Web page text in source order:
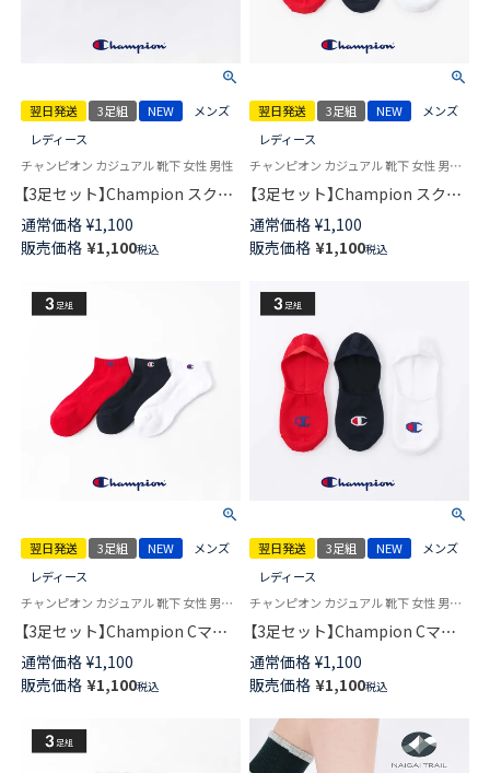
翌日発送 3足組 NEW
メンズ
レディース
チャンピオン カジュアル 靴下 女性 男性
【3足セット】Champion スクリ
プトロゴ 消臭糸使用 足底パイ
ル アーチサポート スニーカー
丈 ソックス メンズ レディース
92897504
通常価格 ¥1,100
販売価格 ¥1,100税込
翌日発送 3足組 NEW
メンズ
レディース
チャンピオン カジュアル 靴下 女性 男性 ユニセックス
【3足セット】Champion スクリ
プトロゴ 消臭糸使用 かかと滑
り止め付き フットカバー カバ
ーソックス 深履き メンズ レデ
92897505
通常価格 ¥1,100
販売価格 ¥1,100税込
翌日発送 3足組 NEW
メンズ
レディース
チャンピオン カジュアル 靴下 女性 男性 ブランド ユニセックス
【3足セット】Champion Cマー
クロゴ 消臭糸使用 足底パイル
アーチサポート スニーカー丈
ソックス メンズ レディース
92897501
通常価格 ¥1,100
販売価格 ¥1,100税込
翌日発送 3足組 NEW
メンズ
レディース
チャンピオン カジュアル 靴下 女性 男性 ユニセックス
【3足セット】Champion Cマー
クロゴ 消臭糸使用 かかと滑り
止め付き フットカバー カバー
ソックス 深履き メンズ レディ
ース 【365日最短翌日発送】
92897502
通常価格 ¥1,100
販売価格 ¥1,100税込